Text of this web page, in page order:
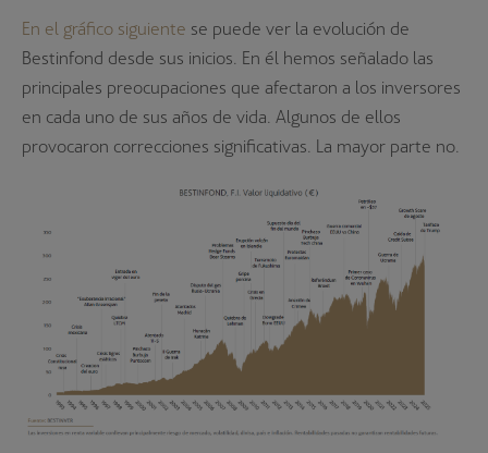
En el gráfico siguiente se puede ver la evolución de
Bestinfond desde sus inicios. En él hemos señalado las
principales preocupaciones que afectaron a los inversores
en cada uno de sus años de vida. Algunos de ellos
provocaron correcciones significativas. La mayor parte no.